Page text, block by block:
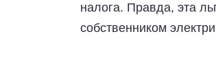
налога. Правда, эта
собственником